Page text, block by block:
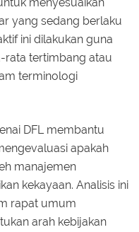
yang sedang berlaku
ini dilakukan guna
rata tertimbang atau
terminologi
DFL membantu
apakah
manajemen
kekayaan. Analisis ini
rapat umum
arah kebijakan